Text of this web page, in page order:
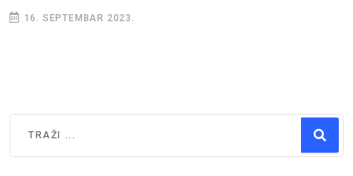
16. SEPTEMBAR 2023.
Type 2 or more characters for results.